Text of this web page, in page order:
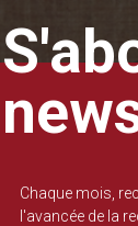
Chaque mois,
l'avancée de la